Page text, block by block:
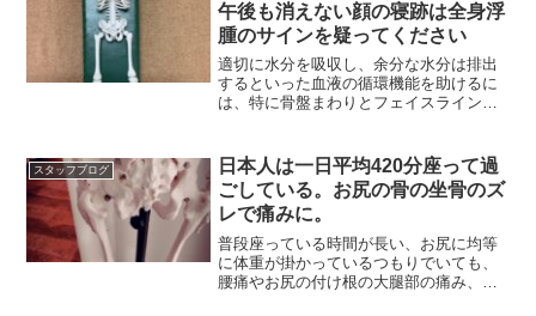
午後も消えない顔の寝跡は全身浮
腫のサインを疑ってください
適切に水分を吸収し、余分な水分は排出
するといった血液の循環機能を助けるに
は、特に骨盤まわりとフェイスラインの
スタッフブログ
日本人は一日平均420分座って過
ごしている。お尻の骨の坐骨のズ
レで痛みに。
普段座っている時間が長い、お尻に均等
に体重が掛かっているつもりでいても、
腰痛やお尻の付け根の大腿部の痛み、し